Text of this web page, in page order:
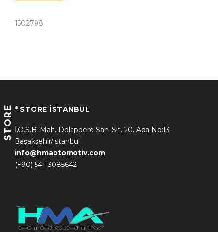
1502798
STORE * STORE İSTANBUL
İ.O.S.B. Mah. Dolapdere San. Sit. 20. Ada No:13
Başakşehir/İstanbul
info@hmaotomotiv.com
(+90) 541-3085642